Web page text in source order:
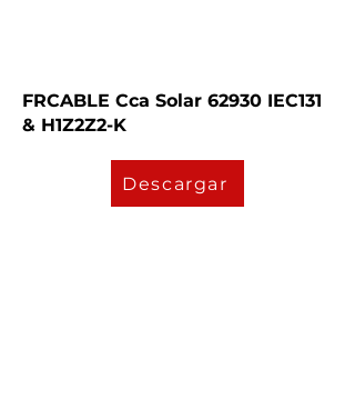
FRCABLE Cca Solar 62930 IEC131
& H1Z2Z2-K
Descargar